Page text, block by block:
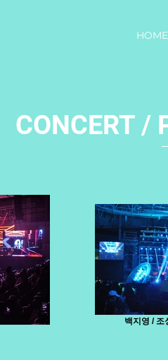
HOME
CONCERT /
백지영 / 조